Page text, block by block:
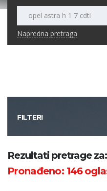
Napredna pretraga
FILTERI
Kategorija
Rezultati pretrage
Pronađeno: 146